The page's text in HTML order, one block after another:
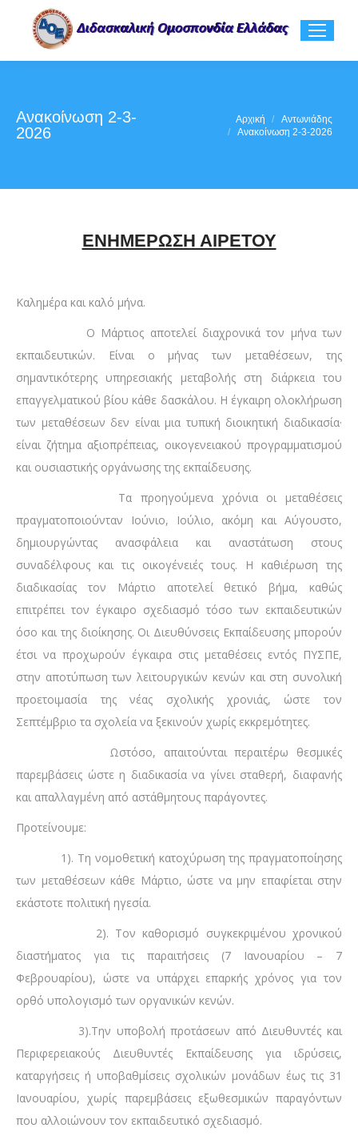
Ανακοίνωση 2-3-
2026
Αρχική
Αντωνιάδης
Ανακοίνωση 2-3-2026
ΕΝΗΜΕΡΩΣΗ ΑΙΡΕΤΟΥ
Καλημέρα και καλό μήνα.
Ο Μάρτιος αποτελεί διαχρονικά τον μήνα των
εκπαιδευτικών. Είναι ο μήνας των μεταθέσεων, της
σημαντικότερης υπηρεσιακής μεταβολής στη διάρκεια του
επαγγελματικού βίου κάθε δασκάλου. Η έγκαιρη ολοκλήρωση
των μεταθέσεων δεν είναι μια τυπική διοικητική διαδικασία·
είναι ζήτημα αξιοπρέπειας, οικογενειακού προγραμματισμού
και ουσιαστικής οργάνωσης της εκπαίδευσης.
Τα προηγούμενα χρόνια οι μεταθέσεις
πραγματοποιούνταν Ιούνιο, Ιούλιο, ακόμη και Αύγουστο,
δημιουργώντας ανασφάλεια και αναστάτωση στους
συναδέλφους και τις οικογένειές τους. Η καθιέρωση της
διαδικασίας τον Μάρτιο αποτελεί θετικό βήμα, καθώς
επιτρέπει τον έγκαιρο σχεδιασμό τόσο των εκπαιδευτικών
όσο και της διοίκησης. Οι Διευθύνσεις Εκπαίδευσης μπορούν
έτσι να προχωρούν έγκαιρα στις μεταθέσεις εντός ΠΥΣΠΕ,
στην αποτύπωση των λειτουργικών κενών και στη συνολική
προετοιμασία της νέας σχολικής χρονιάς, ώστε τον
Σεπτέμβριο τα σχολεία να ξεκινούν χωρίς εκκρεμότητες.
Ωστόσο, απαιτούνται περαιτέρω θεσμικές
παρεμβάσεις ώστε η διαδικασία να γίνει σταθερή, διαφανής
και απαλλαγμένη από αστάθμητους παράγοντες.
Προτείνουμε:
1). Τη νομοθετική κατοχύρωση της πραγματοποίησης
των μεταθέσεων κάθε Μάρτιο, ώστε να μην επαφίεται στην
εκάστοτε πολιτική ηγεσία.
2). Τον καθορισμό συγκεκριμένου χρονικού
διαστήματος για τις παραιτήσεις (7 Ιανουαρίου – 7
Φεβρουαρίου), ώστε να υπάρχει επαρκής χρόνος για τον
ορθό υπολογισμό των οργανικών κενών.
3).Την υποβολή προτάσεων από Διευθυντές και
Περιφερειακούς Διευθυντές Εκπαίδευσης για ιδρύσεις,
καταργήσεις ή υποβαθμίσεις σχολικών μονάδων έως τις 31
Ιανουαρίου, χωρίς παρεμβάσεις εξωθεσμικών παραγόντων
που αλλοιώνουν τον εκπαιδευτικό σχεδιασμό.